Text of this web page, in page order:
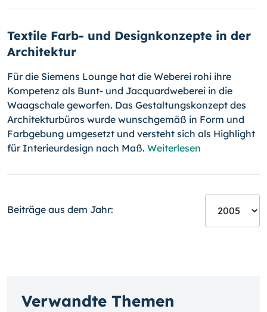
Textile Farb- und Designkonzepte in der
Architektur
Für die Siemens Lounge hat die Weberei rohi ihre
Kompetenz als Bunt- und Jacquardweberei in die
Waagschale geworfen. Das Gestaltungskonzept des
Architekturbüros wurde wunschgemäß in Form und
Farbgebung umgesetzt und versteht sich als Highlight
für Interieurdesign nach Maß. Weiterlesen
Beiträge aus dem Jahr:
Verwandte Themen